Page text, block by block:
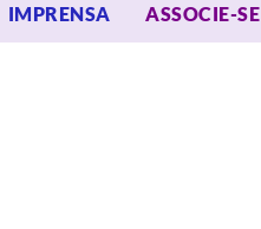
OPEN MENU
IMPRENSA OPEN MENU
ASSOCIE-SE